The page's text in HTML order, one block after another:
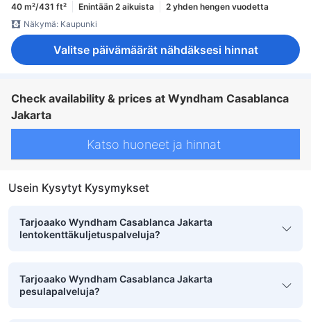
40 m²/431 ft² Enintään 2 aikuista
2 yhden hengen vuodetta
Näkymä: Kaupunki
Valitse päivämäärät nähdäksesi hinnat
Check availability & prices at Wyndham Casablanca
Jakarta
Katso huoneet ja hinnat
Usein Kysytyt Kysymykset
Tarjoaako Wyndham Casablanca Jakarta
lentokenttäkuljetuspalveluja?
Tarjoaako Wyndham Casablanca Jakarta
pesulapalveluja?